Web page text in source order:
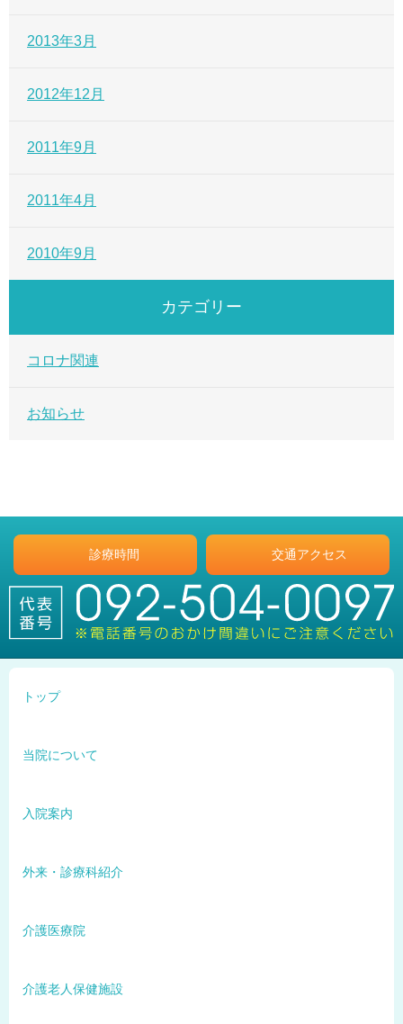
2013年3月
2012年12月
2011年9月
2011年4月
2010年9月
カテゴリー
コロナ関連
お知らせ
診療時間 交通アクセス
トップ
当院について
入院案内
外来・診療科紹介
介護医療院
介護老人保健施設